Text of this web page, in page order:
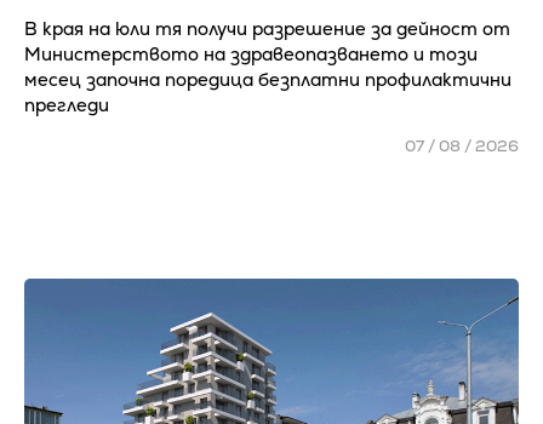
В края на юли тя получи разрешение за дейност от
Министерството на здравеопазването и този
месец започна поредица безплатни профилактични
прегледи
07 / 08 / 2026